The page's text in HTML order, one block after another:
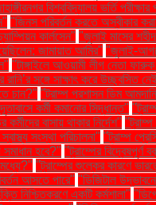
বিশ্ববিদ্যালয় ভর্তি
"জিনস পরিবর্তন করতে অস্বীকার
কার্লসেন" "জুলাই মাসের
জামায়াত আমির" "জুলাই-
"টাঙ্গাইলে আওয়ামী লীগ নেতা ফারুক
রানি’র সঙ্গে সাক্ষাৎ করে উচ্ছ্বসিত
চান?" "ট্রাম্প প্রশাসন ডিম
কর্মী কমানোর সিদ্ধান্ত"
বাসায় থাকার নির্দেশ" "ট্রাম্প
সংস্থা পরিচালনা" "ট্রাম্প
সমাধান হবে?" "ট্রাম্পের বিদ্বেষপূর্ণ
"ট্রাম্পের শুল্কের কারণে
আসতে পারে" "ডিজিটাল
নিশ্চিতকরণে একটি কর্মশালা"